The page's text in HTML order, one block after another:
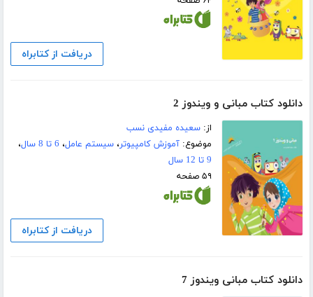
دریافت از کتابراه
دانلود کتاب مبانی و ویندوز 2
از:سعیده مفیدی نسب
موضوع:آموزش کامپیوتر،سیستم عامل، 6 تا 8 سال
،
9 تا 12 سال
۵۹ صفحه
دریافت از کتابراه
دانلود کتاب مبانی ویندوز 7